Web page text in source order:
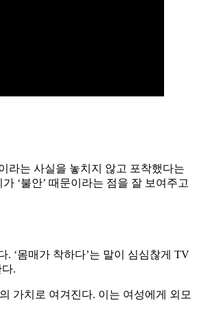
라는 사실을 놓치지 않고 포착했다는
‘불안’ 때문이라는 점을 잘 보여주고
. ‘몸매가 착하다’는 말이 심심찮게 TV
.
가치로 여겨진다. 이는 여성에게 외모